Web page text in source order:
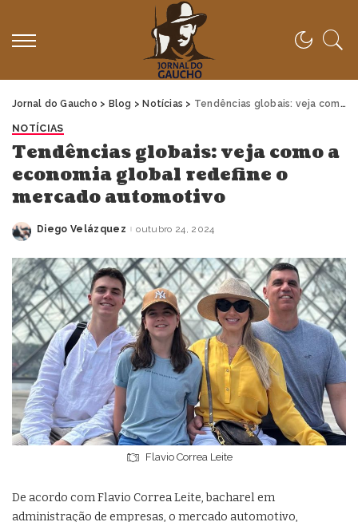
Jornal do Gaucho > Blog > Notícias > Tendências globais: veja como a economia global redefine o mercado automotivo
NOTÍCIAS
Tendências globais: veja como a
economia global redefine o
mercado automotivo
Posted
Diego Velázquez outubro 24, 2024
Flavio Correa Leite
De acordo com Flavio Correa Leite, bacharel em
administração de empresas, o mercado automotivo,